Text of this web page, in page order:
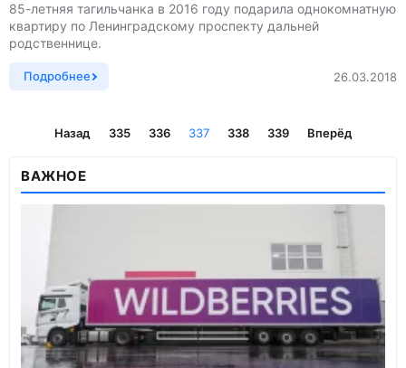
85-летняя тагильчанка в 2016 году подарила однокомнатную
квартиру по Ленинградскому проспекту дальней
родственнице.
Подробнее 26.03.2018
Назад 335 336 337 338 339 Вперёд
ВАЖНОЕ